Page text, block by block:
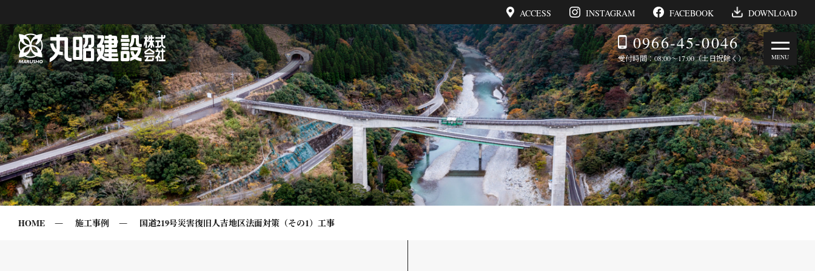
ACCESS INSTAGRAM FACEBOOK DOWNLOAD
0966-45-0046
受付時間：08:00～17:00（土日祝除く）
HOME 施工事例 国道219号災害復旧人吉地区法面対策（その1）工事